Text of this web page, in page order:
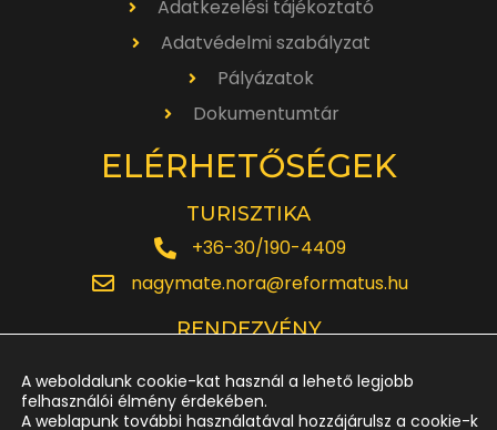
Adatkezelési tájékoztató
Adatvédelmi szabályzat
Pályázatok
Dokumentumtár
ELÉRHETŐSÉGEK
TURISZTIKA
+36-30/190-4409
nagymate.nora@reformatus.hu
RENDEZVÉNY
rendezveny.nagytemplom@reformatus.hu
A weboldalunk cookie-kat használ a lehető legjobb
felhasználói élmény érdekében.
A weblapunk további használatával hozzájárulsz a cookie-k